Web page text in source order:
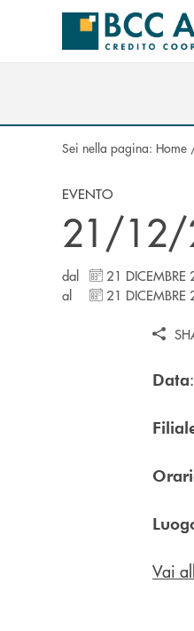
Salta al contenuto principale
Sei nella pagina: Home
EVENTO
21/12/
dal 21 DICEMBRE
al
21 DICEMBRE
Data
Vai